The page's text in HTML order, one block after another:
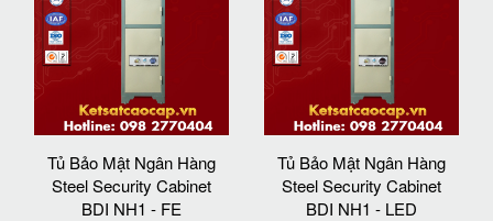
Tủ Bảo Mật Ngân Hàng
Steel Security Cabinet
BDI NH1 - FE
Tủ Bảo Mật Ngân Hàng
Steel Security Cabinet
BDI NH1 - LED